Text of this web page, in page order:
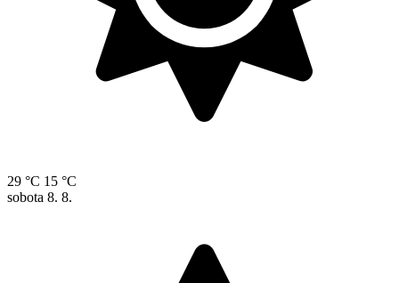
29 °C 15 °C
sobota 8. 8.